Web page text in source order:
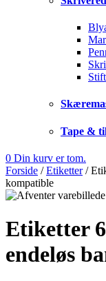
Tape &
0 Din kurv er tom.
Forside /Etiketter/
kompatible
Etiketter
endeløs